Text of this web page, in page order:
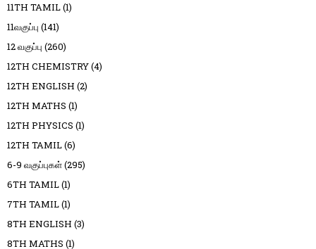
11TH TAMIL(1)
11வகுப்பு (141)
12 வகுப்பு (260)
12TH CHEMISTRY(4)
12TH ENGLISH (2)
12TH MATHS (1)
12TH PHYSICS (1)
12TH TAMIL(6)
6-9 வகுப்புகள்(295)
6TH TAMIL(1)
7TH TAMIL(1)
8TH ENGLISH (3)
8TH MATHS (1)